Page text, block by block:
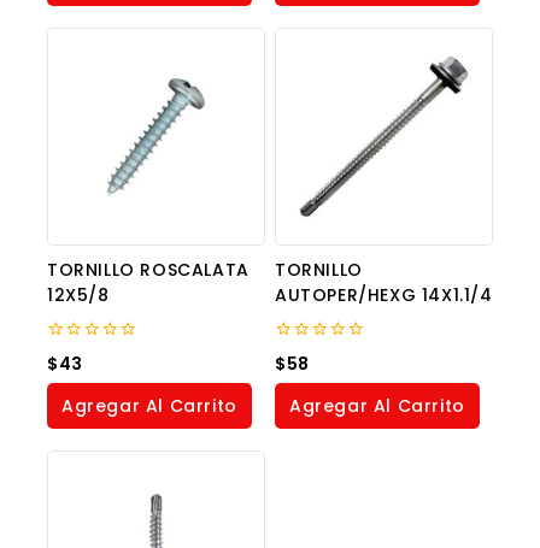
TORNILLO ROSCALATA
12X5/8
0
out
of
$43
Agregar Al Carrito
TORNILLO
AUTOPER/HEXG 14X1.1/4
0
out
of
$58
Agregar Al Carrito